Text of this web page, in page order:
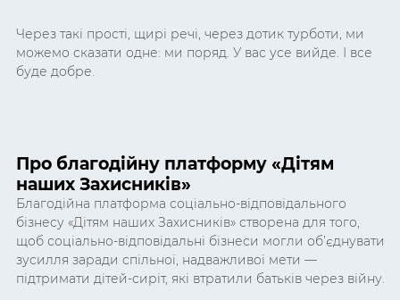
Через такі прості, щирі речі, через дотик турботи, ми
можемо сказати одне: ми поряд. У вас усе вийде. І все
буде добре.
Про благодійну платформу «Дітям
наших Захисників»
Благодійна платформа соціально-відповідального
бізнесу «Дітям наших Захисників» створена для того,
щоб соціально-відповідальні бізнеси могли об’єднувати
зусилля заради спільної, надважливої мети —
підтримати дітей-сиріт, які втратили батьків через війну.